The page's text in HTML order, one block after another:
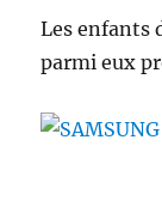
Les enfants
parmi eux